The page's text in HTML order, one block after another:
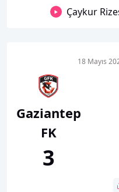
Çaykur
Gaziantep
FK
3
18 Mayıs